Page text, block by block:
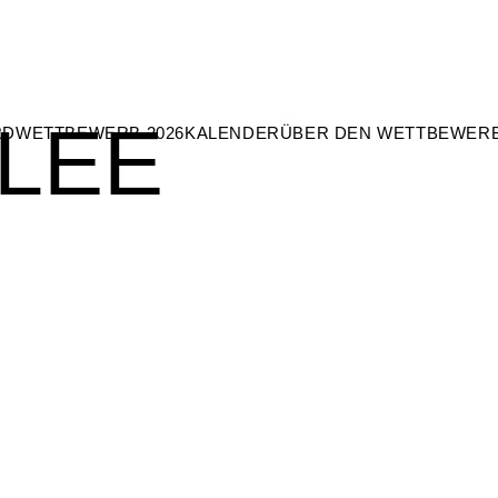
WETTBEWERB 2026KALENDERÜBER DEN